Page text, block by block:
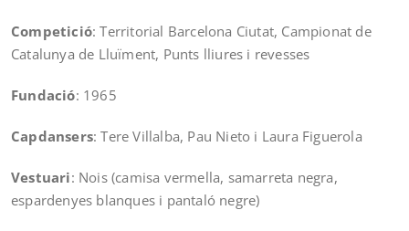
Competició: Territorial Barcelona Ciutat, Campionat de
Catalunya de Lluïment, Punts lliures i revesses
Fundació: 1965
Capdansers: Tere Villalba, Pau Nieto i Laura Figuerola
Vestuari: Nois (camisa vermella, samarreta negra,
espardenyes blanques i pantaló negre)